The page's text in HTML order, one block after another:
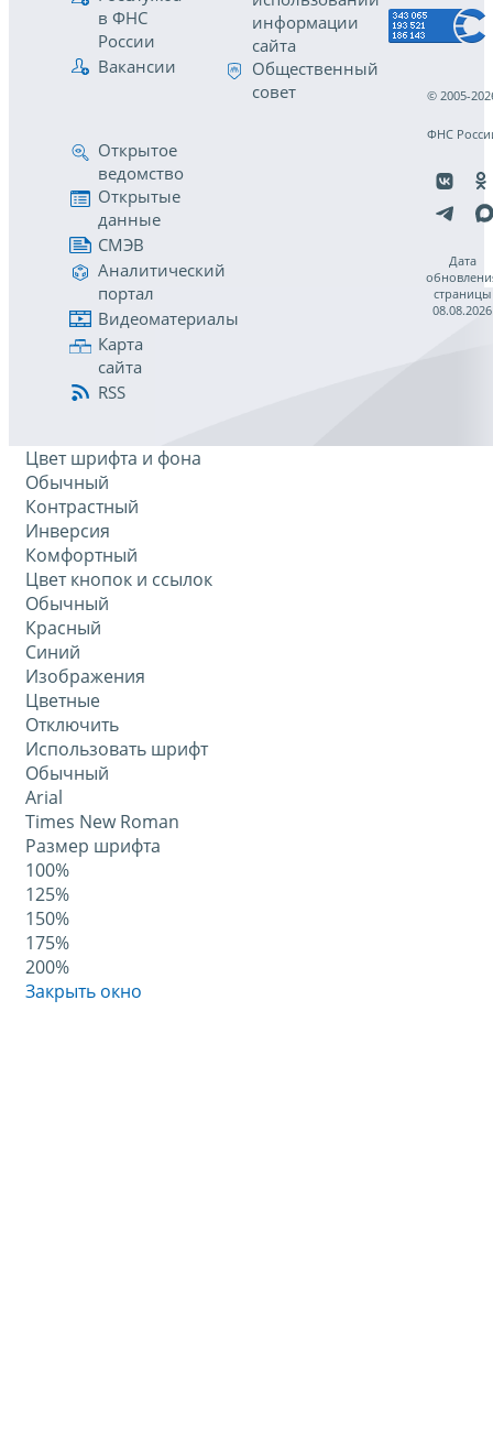
в ФНС
России
Вакансии
информации
сайта
Общественный
совет
Открытое
ведомство
Открытые
данные
СМЭВ
Аналитический
портал
Видеоматериалы
Карта
сайта
RSS
© 2005-
ФНС
Дата
страницы
08.08.2026
Цвет шрифта и фона
Обычный
Контрастный
Инверсия
Комфортный
Цвет кнопок и ссылок
Обычный
Красный
Синий
Изображения
Цветные
Отключить
Использовать шрифт
Обычный
Arial
Times New Roman
Размер шрифта
100%
125%
150%
175%
200%
Закрыть окно